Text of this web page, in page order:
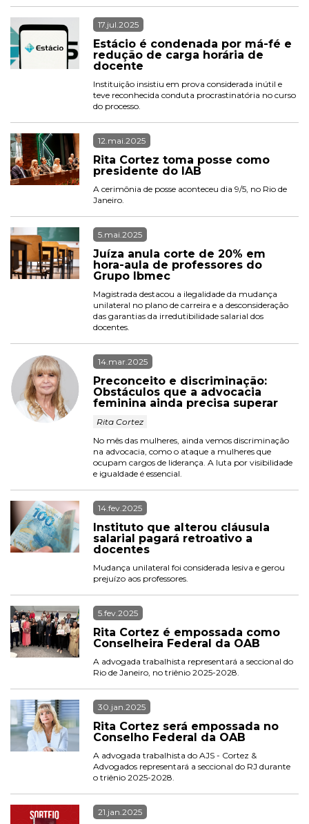
17.jul.2025
Estácio é condenada por má-fé e
redução de carga horária de
docente
Instituição insistiu em prova considerada inútil e
teve reconhecida conduta procrastinatória no curso
do processo.
12.mai.2025
Rita Cortez toma posse como
presidente do IAB
A cerimônia de posse aconteceu dia 9/5, no Rio de
Janeiro.
5.mai.2025
Juíza anula corte de 20% em
hora-aula de professores do
Grupo Ibmec
Magistrada destacou a ilegalidade da mudança
unilateral no plano de carreira e a desconsideração
das garantias da irredutibilidade salarial dos
docentes.
14.mar.2025
Preconceito e discriminação:
Obstáculos que a advocacia
feminina ainda precisa superar
Rita Cortez
No mês das mulheres, ainda vemos discriminação
na advocacia, como o ataque a mulheres que
ocupam cargos de liderança. A luta por visibilidade
e igualdade é essencial.
14.fev.2025
Instituto que alterou cláusula
salarial pagará retroativo a
docentes
Mudança unilateral foi considerada lesiva e gerou
prejuízo aos professores.
5.fev.2025
Rita Cortez é empossada como
Conselheira Federal da OAB
A advogada trabalhista representará a seccional do
Rio de Janeiro, no triênio 2025-2028.
30.jan.2025
Rita Cortez será empossada no
Conselho Federal da OAB
A advogada trabalhista do AJS - Cortez &
Advogados representará a seccional do RJ durante
o triênio 2025-2028.
21.jan.2025